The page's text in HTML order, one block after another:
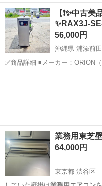
多数在籍してお…
沖縄 那覇市 季節、空
【❗️✨中古
✨RAX3J-
56,000円
沖縄県 浦添前
✅商品詳細 ◾️メーカー：ORION
業務用東芝
64,000円
東京都 渋谷区